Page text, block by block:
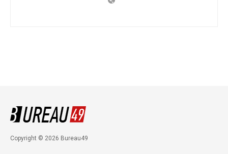
Copyright © 2026 Bureau49